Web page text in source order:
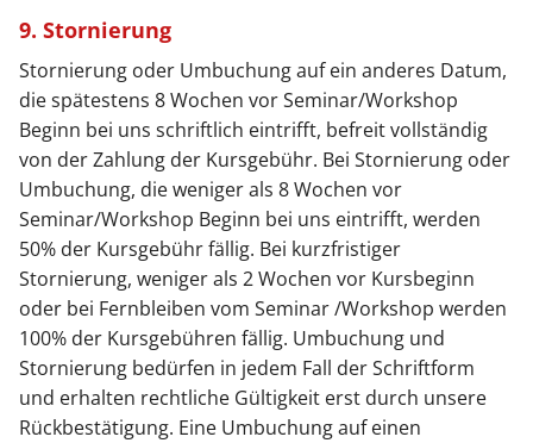
9. Stornierung
Stornierung oder Umbuchung auf ein anderes Datum,
die spätestens 8 Wochen vor Seminar/Workshop
Beginn bei uns schriftlich eintrifft, befreit vollständig
von der Zahlung der Kursgebühr. Bei Stornierung oder
Umbuchung, die weniger als 8 Wochen vor
Seminar/Workshop Beginn bei uns eintrifft, werden
50% der Kursgebühr fällig. Bei kurzfristiger
Stornierung, weniger als 2 Wochen vor Kursbeginn
oder bei Fernbleiben vom Seminar /Workshop werden
100% der Kursgebühren fällig. Umbuchung und
Stornierung bedürfen in jedem Fall der Schriftform
und erhalten rechtliche Gültigkeit erst durch unsere
Rückbestätigung. Eine Umbuchung auf einen